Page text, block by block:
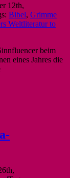
12th,
Bibel, Grimme
Weltliteratur to
beim
eines Jahres die